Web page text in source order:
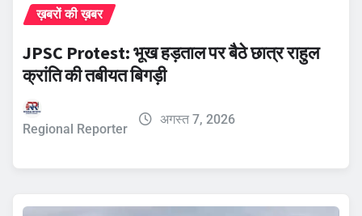
ख़बरों की ख़बर
JPSC Protest: भूख हड़ताल पर बैठे छात्र राहुल
क्रांति की तबीयत बिगड़ी
Regional Reporter
अगस्त 7, 2026